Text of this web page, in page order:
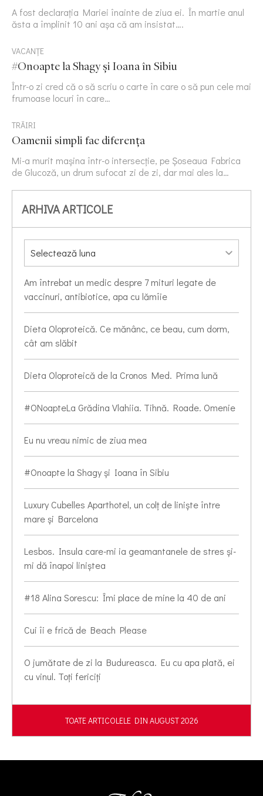
A fost declarația Mariei înainte de ziua ei. În martie anul
ăsta a împlinit 10 ani așa că am insistat….
VACANȚE
#Onoapte la Shagy și Ioana în Sibiu
Într-o zi cred că o să scriu o carte în care o să pun cele mai
frumoase locuri în care…
TRĂIRI
Oamenii simpli fac diferența
Mi-a murit mașina într-o intersecție, pe Șoseaua Fabrica
de Glucoză, un drum sufocat zi de zi, dar mai ales la…
ARHIVA ARTICOLE
Am întrebat un medic despre 7 mituri legate de
vaccinuri, antibiotice, apa cu lămîie
Dieta Oloproteică. Ce mănânc, ce beau, cum dorm,
cât am slăbit
Dieta Oloproteică de la Cronos Med. Prima lună
#ONoapteLa Grădina Vlahiia. Tihnă. Roade. Omenie
Eu nu vreau nimic de ziua mea
#Onoapte la Shagy și Ioana în Sibiu
Luxury Cubelles Aparthotel, un colț de liniște între
mare și Barcelona
Lesbos. Insula care-mi ia geamantanele de stres și-
mi dă înapoi liniștea
#18 Alina Sorescu: Îmi place de mine la 40 de ani
Cui îi e frică de Beach Please
O jumătate de zi la Budureasca. Eu cu apa plată, ei
cu vinul. Toți fericiți
TOATE ARTICOLELE DIN AUGUST 2026